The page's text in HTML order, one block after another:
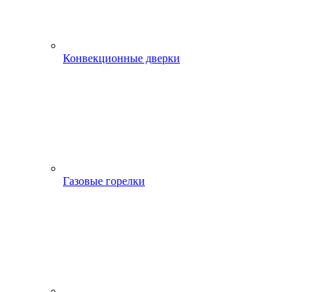
Конвекционные дверки
Газовые горелки